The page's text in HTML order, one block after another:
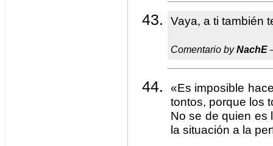
Vaya, a ti también
Comentario byNachE
«Es imposible
tontos, porque los
No se de quien es
la situación a la